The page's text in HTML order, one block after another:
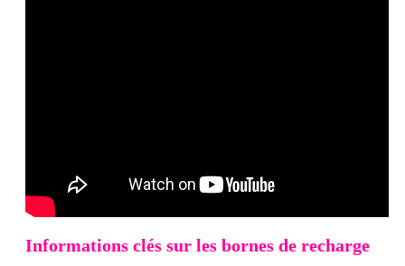
Informations clés sur les bornes de recharge